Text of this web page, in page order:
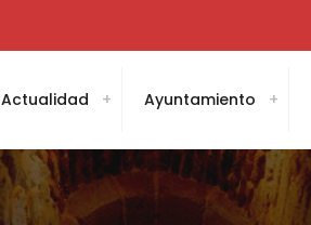
Actualidad Ayuntamiento